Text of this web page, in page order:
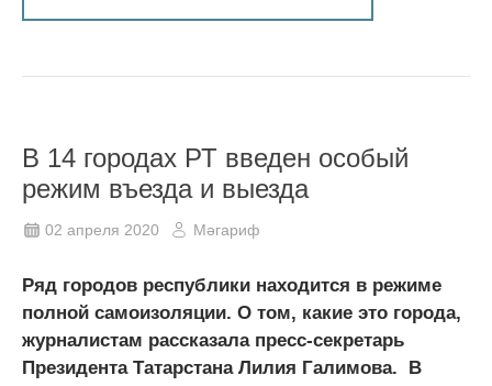
В 14 городах РТ введен особый
режим въезда и выезда
02 апреля 2020 Мәгариф
Ряд городов республики находится в режиме
полной самоизоляции. О том, какие это города,
журналистам рассказала пресс-секретарь
Президента Татарстана Лилия Галимова. В